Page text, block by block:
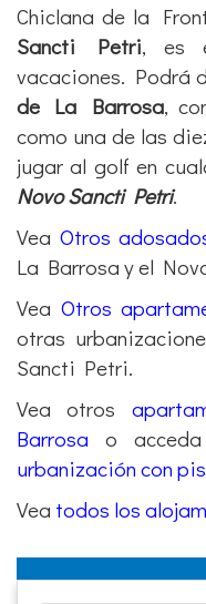
Chiclana de la
Sancti Petri, es
vacaciones. Podrá
de La Barrosa,
como una de las
jugar al golf en
Novo Sancti Petri.
Vea Otros
La Barrosa y el
Vea Otros
otras
Sancti Petri.
Vea otros
Barrosa o
urbanización con
Vea todos los